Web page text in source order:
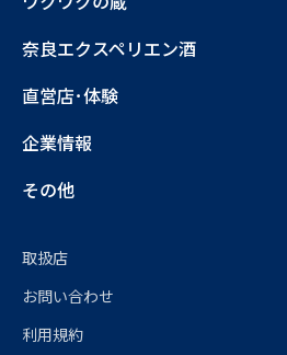
奈良エクスペリエン酒
直営店･体験
企業情報
その他
取扱店
お問い合わせ
利用規約